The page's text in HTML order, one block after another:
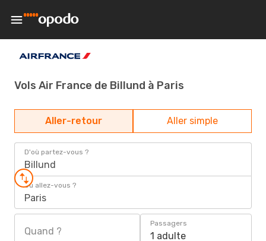
Vols Air France de Billund à Paris
Aller-retour Aller simple
D'où partez-vous ?
Billund
Où allez-vous ?
Paris
Quand ?
Passagers
1 adulte